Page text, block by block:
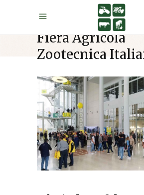
Fiera Agricola
Zootecnica